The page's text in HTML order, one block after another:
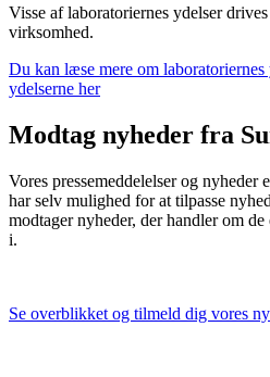
Visse af laboratoriernes ydelser
virksomhed.
Du kan læse mere om
ydelserne her
Modtag nyheder fra
Vores pressemeddelelser og nyheder
har selv mulighed for at tilpasse
modtager nyheder, der handler om de
i.
Se overblikket og tilmeld dig vores